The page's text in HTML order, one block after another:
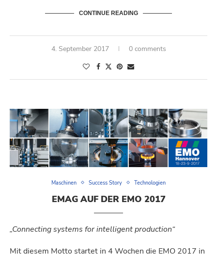
CONTINUE READING
4. September 2017 0 comments
Maschinen Success Story Technologien
EMAG AUF DER EMO 2017
„Connecting systems for intelligent production“
Mit diesem Motto startet in 4 Wochen die EMO 2017 in